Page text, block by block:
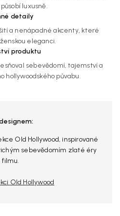
luxusně.
detaily
a nenápadné akcenty, které
eleganci.
produktu
sebevědomí, tajemství a
hollywoodského půvabu.
Old Hollywood, inspirované
sebevědomím zlaté éry
filmu.
Old Hollywood